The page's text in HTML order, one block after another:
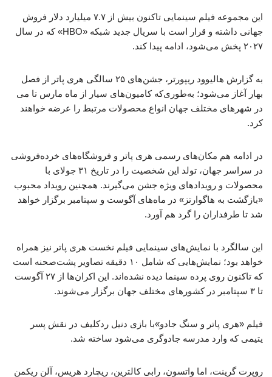
این مجموعه فیلم سینمایی تاکنون بیش از ۷.۷ میلیارد دلار فروش
جهانی داشته و قرار است با سریال جدید شبکه «HBO» که در سال
۲۰۲۷ پخش می‌شود، ادامه پیدا کند.
به گزارش هالیوود ریپورتر، جشن‌های ۲۵ سالگی هری پاتر از فصل
بهار آغاز می‌شود؛ به‌طوری‌که کامیون‌های سیار از ماه مارس تا می
در شهرهای مختلف جهان انواع محصولات مرتبط را عرضه خواهند
کرد.
در ادامه هم مکان‌های رسمی هری پاتر و فروشگاه‌های خرده‌فروشی
در سراسر جهان، تولد این شخصیت را در تاریخ ۳۱ جولای با
محصولات و رویدادهای ویژه جشن می‌گیرند. همچنین رویداد محبوب
«بازگشت به هاگوارتز» در ماه‌های آگوست و سپتامبر برگزار خواهد
شد تا طرفداران را گرد هم آورد.
این سالگرد با نمایش‌های سینمایی فیلم نخست هری پاتر نیز همراه
خواهد بود؛ نمایش‌هایی که شامل ۱۰ دقیقه تصاویر پشت‌صحنه است
که تاکنون روی پرده سینما دیده نشده‌اند. این اکران‌ها از ۲۷ آگوست
تا ۳ سپتامبر در کشورهای مختلف جهان برگزار می‌شوند.
فیلم «هری پاتر و سنگ جادو»با بازی دنیل ردکلیف در نقش پسر
یتیمی که وارد مدرسه جادوگری می‌شود ساخته شد.
روپرت گرینت، اما واتسون، رابی کالترین، ریچارد هریس، آلن ریکمن